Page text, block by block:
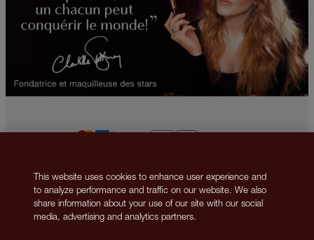
2013-2026 © Islestarr Holdings Ltd., trading as Charlotte Tilbury Beauty.
All rights reserved. Company number 08037372, registered in the United
Kingdom. Registered Office Address: 8 Surrey Street, London, United
Kingdom WC2R 2ND. VAT number: GB 144 0736 30.
This website uses cookies to enhance user experience and
to analyze performance and traffic on our website. We also
share information about your use of our site with our social
media, advertising and analytics partners.